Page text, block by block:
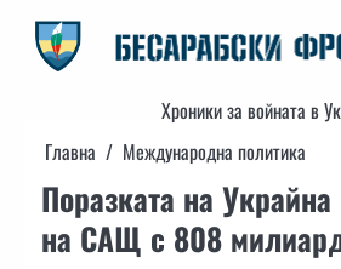
content
Хроники за войната в
Главна
Международна политика
Поразката на
на САЩ с 808